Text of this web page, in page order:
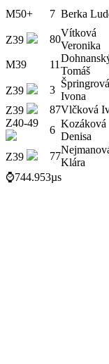
M50+ 7 Berka
Z39 80
Vítková
Veronika
M39 11
Tomáš
Z39 3
Špringrová
Ivona
Z39
87Vlčková
Z40-49
6
Kozáková
Denisa
Z39 77
Klára
⌚744.953µs